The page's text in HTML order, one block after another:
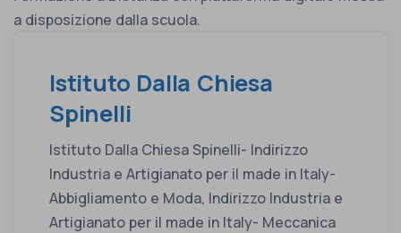
a disposizione dalla scuola.
Istituto Dalla Chiesa
Spinelli
Istituto Dalla Chiesa Spinelli- Indirizzo
Industria e Artigianato per il made in Italy-
Abbigliamento e Moda, Indirizzo Industria e
Artigianato per il made in Italy- Meccanica